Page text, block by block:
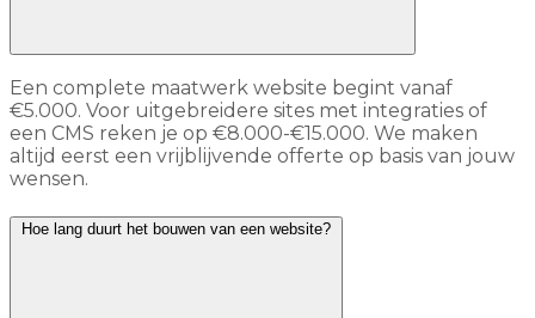
Een complete maatwerk website begint vanaf
€5.000. Voor uitgebreidere sites met integraties of
een CMS reken je op €8.000-€15.000. We maken
altijd eerst een vrijblijvende offerte op basis van jouw
wensen.
Hoe lang duurt het bouwen van een website?